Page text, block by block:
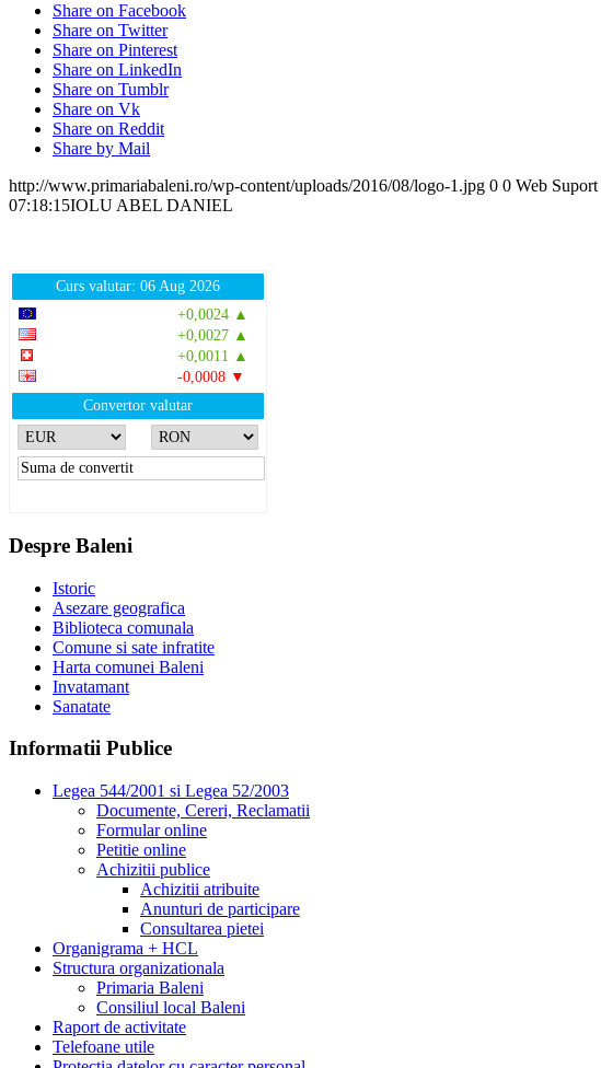
Share on Facebook
Share on Twitter
Share on Pinterest
Share on LinkedIn
Share on Tumblr
Share on Vk
Share on Reddit
Share by Mail
http://www.primariabaleni.ro/wp-content/uploads/2016/08/logo-1.jpg 0 0 Web Suport
07:18:15IOLU ABEL DANIEL
Curs valutar: 06 Aug 2026
+0,0024 ▲
+0,0027 ▲
+0,0011 ▲
-0,0008 ▼
Convertor valutar
Despre Baleni
Istoric
Asezare geografica
Biblioteca comunala
Comune si sate infratite
Harta comunei Baleni
Invatamant
Sanatate
Informatii Publice
Legea 544/2001 si Legea 52/2003
Documente, Cereri, Reclamatii
Formular online
Petitie online
Achizitii publice
Achizitii atribuite
Anunturi de participare
Consultarea pietei
Organigrama + HCL
Structura organizationala
Primaria Baleni
Consiliul local Baleni
Raport de activitate
Telefoane utile